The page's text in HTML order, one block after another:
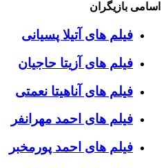
اسامی بازیگران
فیلم های آتیلا پسیانی
فیلم های آزیتا حاجیان
فیلم های آناهیتا نعمتی
فیلم های احمد مهرانفر
فیلم های احمد پورمخبر